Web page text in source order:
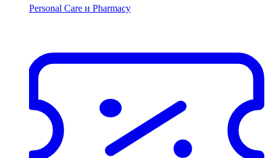
Personal Care и Pharmacy